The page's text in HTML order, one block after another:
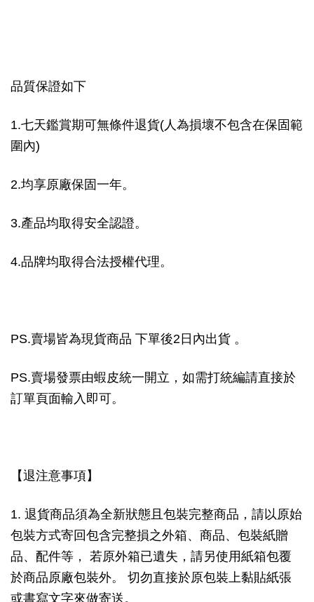
品質保證如下
1.七天鑑賞期可無條件退貨(人為損壞不包含在保固範
圍內)
2.均享原廠保固一年。
3.產品均取得安全認證。
4.品牌均取得合法授權代理。
PS.賣場皆為現貨商品 下單後2日內出貨 。
PS.賣場發票由蝦皮統一開立，如需打統編請直接於
訂單頁面輸入即可。
【退注意事項】
1. 退貨商品須為全新狀態且包裝完整商品，請以原始
包裝方式寄回包含完整損之外箱、商品、包裝紙贈
品、配件等， 若原外箱已遺失，請另使用紙箱包覆
於商品原廠包裝外。 切勿直接於原包裝上黏貼紙張
或書寫文字來做寄送。